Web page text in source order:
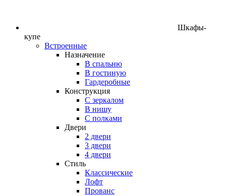
Шкафы-
купе
Встроенные
Назначение
В спальню
В гостиную
Гардеробные
Конструкция
C зеркалом
В нишу
С полками
Двери
2 двери
3 двери
4 двери
Стиль
Классические
Лофт
Прованс